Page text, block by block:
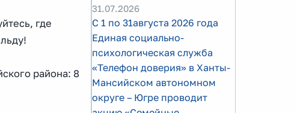
где
района: 8
31.07.2026
С 1 по 31августа 2026 года
Единая социально-
психологическая служба
«Телефон доверия» в Ханты-
Мансийском автономном
округе – Югре проводит